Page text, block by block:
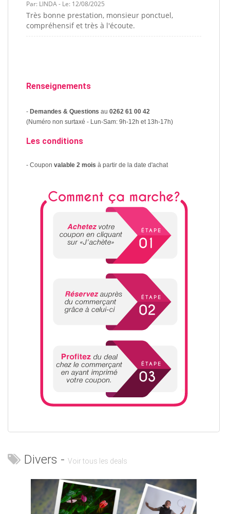
Par: LINDA - Le: 12/08/2025
Très bonne prestation, monsieur ponctuel,
compréhensif et très à l'écoute.
Renseignements
- Demandes & Questions au 0262 61 00 42
(Numéro non surtaxé - Lun-Sam: 9h-12h et 13h-17h)
Les conditions
- Coupon valable 2 mois à partir de la date d'achat
Divers - Voir tous les deals